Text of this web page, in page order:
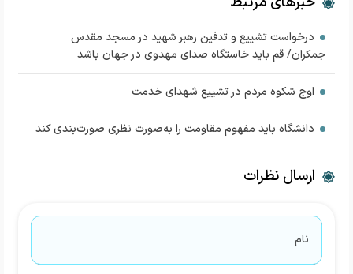
درخواست تشییع و تدفین رهبر شهید در مسجد مقدس
جمکران/ قم باید خاستگاه صدای مهدوی در جهان باشد
اوج شکوه مردم در تشییع شهدای خدمت
دانشگاه باید مفهوم مقاومت را به‌صورت نظری صورت‌بندی کند
ارسال نظرات